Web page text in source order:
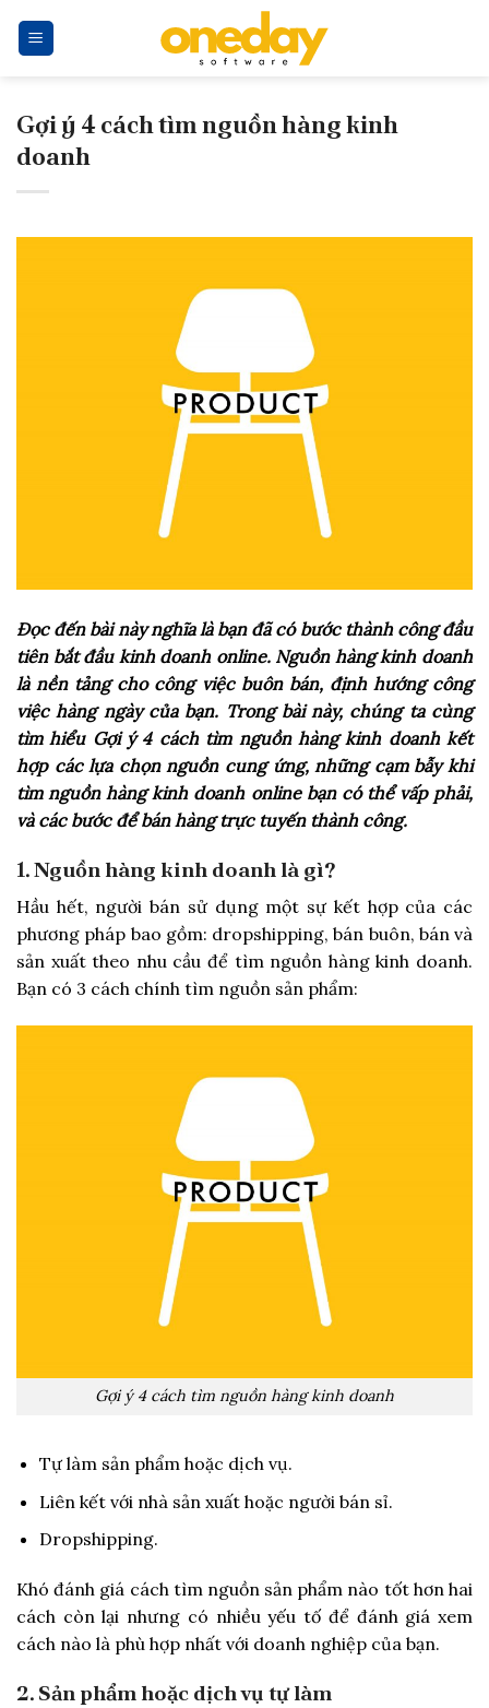
Gợi ý 4 cách tìm nguồn hàng kinh
doanh
Đọc đến bài này nghĩa là bạn đã có bước thành công đầu
tiên bắt đầu kinh doanh online. Nguồn hàng kinh doanh
là nền tảng cho công việc buôn bán, định hướng công
việc hàng ngày của bạn. Trong bài này, chúng ta cùng
tìm hiểu Gợi ý 4 cách tìm nguồn hàng kinh doanh kết
hợp các lựa chọn nguồn cung ứng, những cạm bẫy khi
tìm nguồn hàng kinh doanh online bạn có thể vấp phải,
và các bước để bán hàng trực tuyến thành công.
1. Nguồn hàng kinh doanh là gì?
Hầu hết, người bán sử dụng một sự kết hợp của các
phương pháp bao gồm: dropshipping, bán buôn, bán và
sản xuất theo nhu cầu để tìm nguồn hàng kinh doanh.
Bạn có 3 cách chính tìm nguồn sản phẩm:
Gợi ý 4 cách tìm nguồn hàng kinh doanh
Tự làm sản phẩm hoặc dịch vụ.
Liên kết với nhà sản xuất hoặc người bán sỉ.
Dropshipping.
Khó đánh giá cách tìm nguồn sản phẩm nào tốt hơn hai
cách còn lại nhưng có nhiều yếu tố để đánh giá xem
cách nào là phù hợp nhất với doanh nghiệp của bạn.
2. Sản phẩm hoặc dịch vụ tự làm